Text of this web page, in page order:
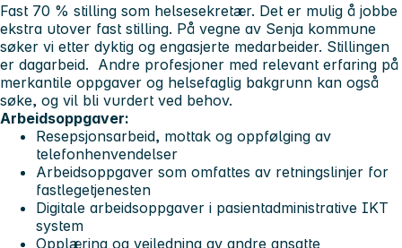
Fast 70 % stilling som helsesekretær. Det er mulig å jobbe
ekstra utover fast stilling. På vegne av Senja kommune
søker vi etter dyktig og engasjerte medarbeider. Stillingen
er dagarbeid. Andre profesjoner med relevant erfaring på
merkantile oppgaver og helsefaglig bakgrunn kan også
søke, og vil bli vurdert ved behov.
Arbeidsoppgaver:
Resepsjonsarbeid, mottak og oppfølging av
telefonhenvendelser
Arbeidsoppgaver som omfattes av retningslinjer for
fastlegetjenesten
Digitale arbeidsoppgaver i pasientadministrative IKT
system
Opplæring og veiledning av andre ansatte